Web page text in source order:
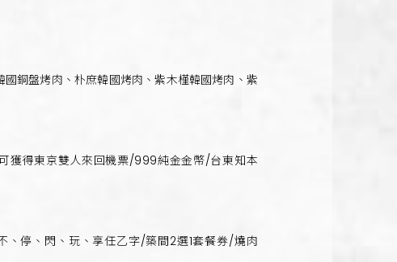
銅盤烤肉、朴庶韓國烤肉、紫木槿韓國烤肉、紫
獲得東京雙人來回機票/999純金金幣/台東知本
、停、閃、玩、享任乙字/築間2選1套餐券/燒肉